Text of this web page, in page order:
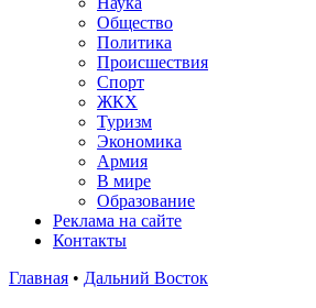
Общество
Политика
Происшествия
Спорт
ЖКХ
Туризм
Экономика
Армия
В мире
Образование
Реклама на сайте
Контакты
Главная • Дальний Восток